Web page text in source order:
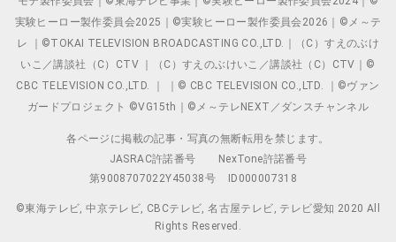
実験ヒーロー製作委員会2025｜©実験ヒーロー製作委員会2026｜©メ～テ
レ ｜©TOKAI TELEVISION BROADCASTING CO.,LTD.｜（C）すえのぶけ
いこ／講談社（C）CTV ｜（C）すえのぶけいこ／講談社（C）CTV｜©
CBC TELEVISION CO.,LTD. ｜ ｜© CBC TELEVISION CO.,LTD. ｜©ヴァン
ガードプロジェクト ©VG15th｜©メ～テレNEXT／ダンスチャンネル
各ページに掲載の記事・写真の無断転用を禁じます。
JASRAC許諾番号
NexTone許諾番号
第9008707022Y45038号
ID000007318
©東海テレビ, 中京テレビ, CBCテレビ, 名古屋テレビ, テレビ愛知 2020 All
Rights Reserved.